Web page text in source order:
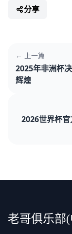
分享
← 上一篇
2025年非洲杯
辉煌
2026世界杯
老哥俱乐部